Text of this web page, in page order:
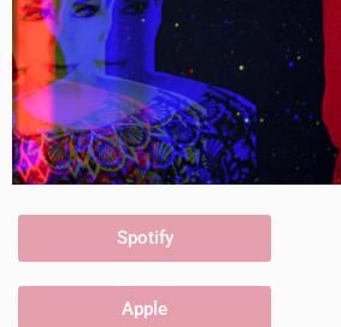
Spotify
Apple